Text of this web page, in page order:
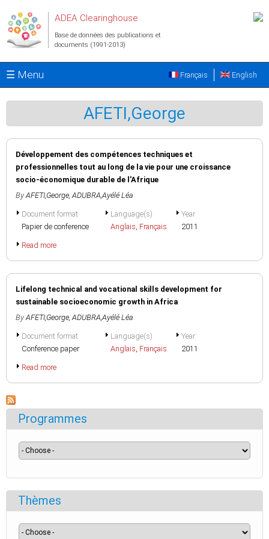
ADEA Clearinghouse
Base de données des publications et
documents (1991-2013)
☰ Menu English
Français
AFETI,George
Développement des compétences techniques et
professionnelles tout au long de la vie pour une croissance
socio-économique durable de l'Afrique
By AFETI,George,ADUBRA,Ayélé Léa
Document format
Papier de conference
Language(s)
Anglais, Français
Year
2011
Read more
Lifelong technical and vocational skills development for
sustainable socioeconomic growth in Africa
By AFETI,George,ADUBRA,Ayélé Léa
Document format
Conference paper
Language(s)
Anglais, Français
Year
2011
Read more
Programmes
Thèmes